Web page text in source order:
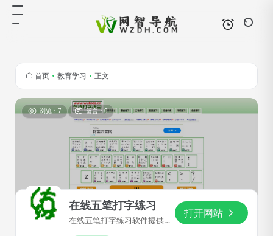
首页 • 教育学习 • 正文
浏览：7 留言：0
在线五笔打字练习
在线五笔打字练习软件提供五
打开网站